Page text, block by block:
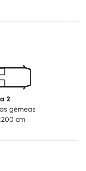
aussi dans
on vous
2
gémeas
cm